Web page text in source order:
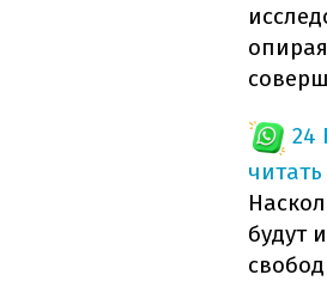
24
будут